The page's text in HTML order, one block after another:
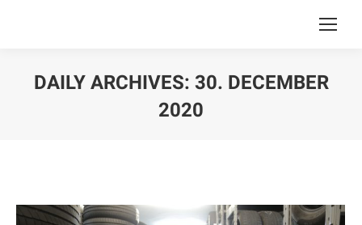
DAILY ARCHIVES: 30. DECEMBER
2020